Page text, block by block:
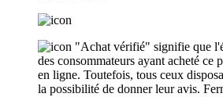
"Achat vérifié" signifie que
des consommateurs ayant acheté ce
en ligne. Toutefois, tous ceux
la possibilité de donner leur avis.